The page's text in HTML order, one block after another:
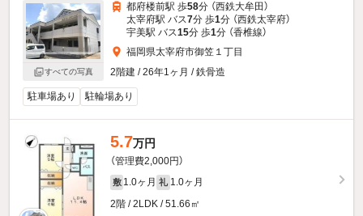
すべての写真
都府楼前駅 歩58分 （西鉄大牟田）
太宰府駅 バス7分 歩1分 （西鉄太宰府）
宇美駅 バス15分 歩1分 （香椎線）
福岡県太宰府市御笠１丁目
2階建 / 26年1ヶ月 / 鉄骨造
駐車場あり 駐輪場あり
5.7万円
（管理費2,000円）
敷 1.0ヶ月 礼 1.0ヶ月
2階 / 2LDK / 51.66㎡